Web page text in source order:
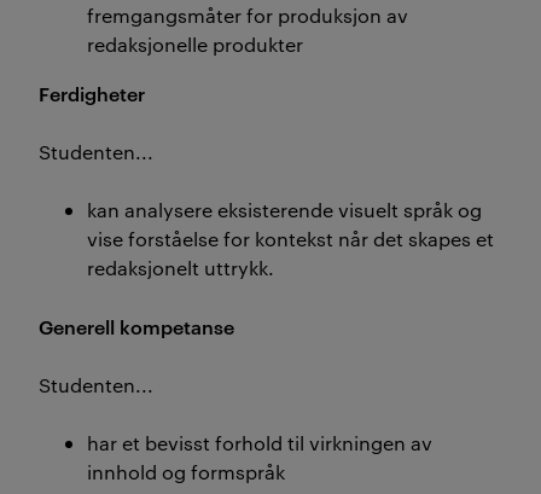
fremgangsmåter for produksjon av
redaksjonelle produkter
Ferdigheter
Studenten...
kan analysere eksisterende visuelt språk og
vise forståelse for kontekst når det skapes et
redaksjonelt uttrykk.
Generell kompetanse
Studenten...
har et bevisst forhold til virkningen av
innhold og formspråk